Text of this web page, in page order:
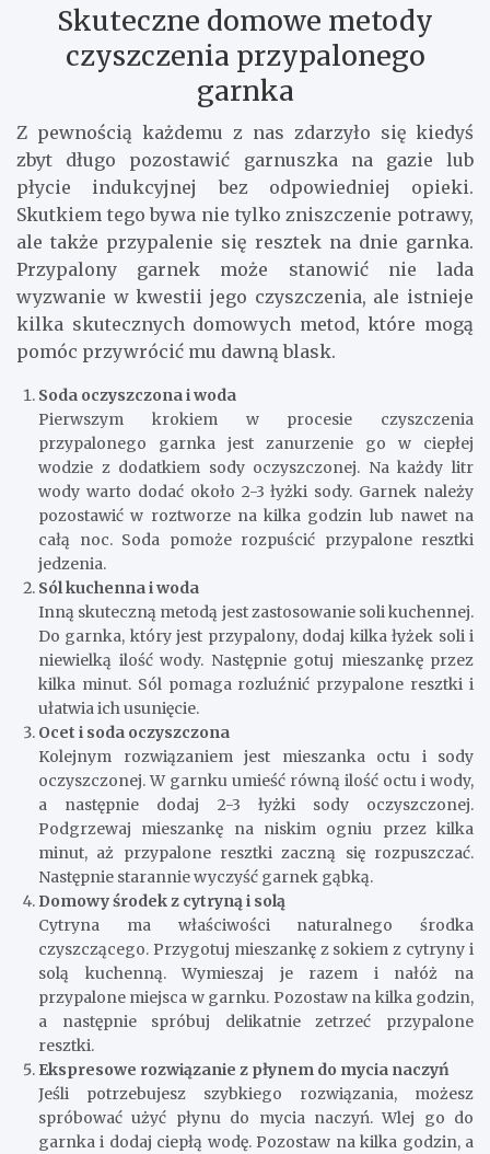
Skuteczne domowe metody
czyszczenia przypalonego
garnka
Z pewnością każdemu z nas zdarzyło się kiedyś
zbyt długo pozostawić garnuszka na gazie lub
płycie indukcyjnej bez odpowiedniej opieki.
Skutkiem tego bywa nie tylko zniszczenie potrawy,
ale także przypalenie się resztek na dnie garnka.
Przypalony garnek może stanowić nie lada
wyzwanie w kwestii jego czyszczenia, ale istnieje
kilka skutecznych domowych metod, które mogą
pomóc przywrócić mu dawną blask.
Soda oczyszczona i woda
Pierwszym krokiem w procesie czyszczenia
przypalonego garnka jest zanurzenie go w ciepłej
wodzie z dodatkiem sody oczyszczonej. Na każdy litr
wody warto dodać około 2-3 łyżki sody. Garnek należy
pozostawić w roztworze na kilka godzin lub nawet na
całą noc. Soda pomoże rozpuścić przypalone resztki
jedzenia.
Sól kuchenna i woda
Inną skuteczną metodą jest zastosowanie soli kuchennej.
Do garnka, który jest przypalony, dodaj kilka łyżek soli i
niewielką ilość wody. Następnie gotuj mieszankę przez
kilka minut. Sól pomaga rozluźnić przypalone resztki i
ułatwia ich usunięcie.
Ocet i soda oczyszczona
Kolejnym rozwiązaniem jest mieszanka octu i sody
oczyszczonej. W garnku umieść równą ilość octu i wody,
a następnie dodaj 2-3 łyżki sody oczyszczonej.
Podgrzewaj mieszankę na niskim ogniu przez kilka
minut, aż przypalone resztki zaczną się rozpuszczać.
Następnie starannie wyczyść garnek gąbką.
Domowy środek z cytryną i solą
Cytryna ma właściwości naturalnego środka
czyszczącego. Przygotuj mieszankę z sokiem z cytryny i
solą kuchenną. Wymieszaj je razem i nałóż na
przypalone miejsca w garnku. Pozostaw na kilka godzin,
a następnie spróbuj delikatnie zetrzeć przypalone
resztki.
Ekspresowe rozwiązanie z płynem do mycia naczyń
Jeśli potrzebujesz szybkiego rozwiązania, możesz
spróbować użyć płynu do mycia naczyń. Wlej go do
garnka i dodaj ciepłą wodę. Pozostaw na kilka godzin, a